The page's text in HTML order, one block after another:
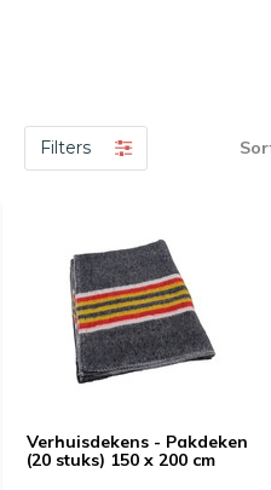
Filters
Verhuisdekens - Pakdeken
(20 stuks) 150 x 200 cm